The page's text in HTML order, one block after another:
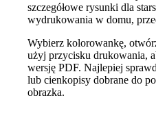
szczegółowe rysunki dla
wydrukowania w domu,
Wybierz kolorowankę,
użyj przycisku drukowania,
wersję PDF. Najlepiej
lub cienkopisy dobrane do
obrazka.